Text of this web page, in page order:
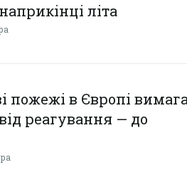
літа
пожежі в Європі
реагування — до